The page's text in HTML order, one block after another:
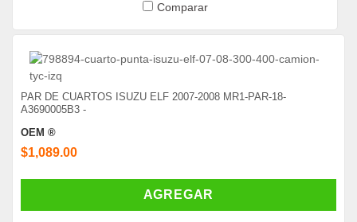
Comparar
PAR DE CUARTOS ISUZU ELF 2007-2008 MR1-PAR-18-
A3690005B3 -
OEM ®
$1,089.00
AGREGAR